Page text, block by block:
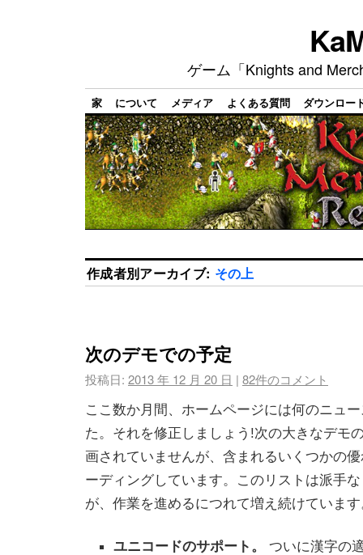
ゲーム「Knights and
家 について メディア よくある質問 ダウンロー
作成者別アーカイブ: その上
次のデモでの予定
投稿日: 2013 年 12 月 20 日 | 82件のコメント
ここ数か月間、ホームページには何のニュ
た。それを修正しましょう!次の大きなデモ
画されていませんが、含まれるいくつかの
ーディングしています。このリストは派手
が、作業を進めるにつれて増え続けていま
ユニコードのサポート。
ついに漢字の